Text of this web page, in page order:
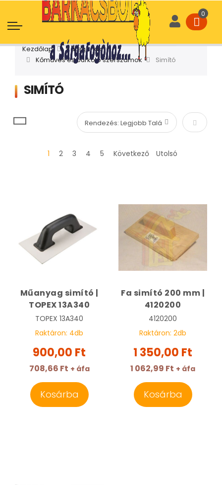
Kezdőlap
Kategóriák
Kőműves és burkoló szerszámok
Simító
SIMÍTÓ
1 2 3 4 5 Következő Utolsó
Műanyag simító |
TOPEX 13A340
TOPEX 13A340
Raktáron: 4db
900,00 Ft
708,66 Ft + áfa
Kosárba
Fa simító 200 mm |
4120200
4120200
Raktáron: 2db
1 350,00 Ft
1 062,99 Ft + áfa
Kosárba